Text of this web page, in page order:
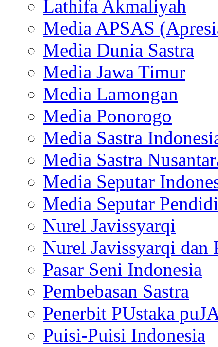
Lathifa Akmaliyah
Media APSAS
Media Dunia Sastra
Media Jawa Timur
Media Lamongan
Media Ponorogo
Media Sastra
Media Sastra
Media Seputar
Media Seputar
Nurel Javissyarqi
Nurel Javissyarqi dan
Pasar Seni Indonesia
Pembebasan Sastra
Penerbit PUstaka
Puisi-Puisi Indonesia